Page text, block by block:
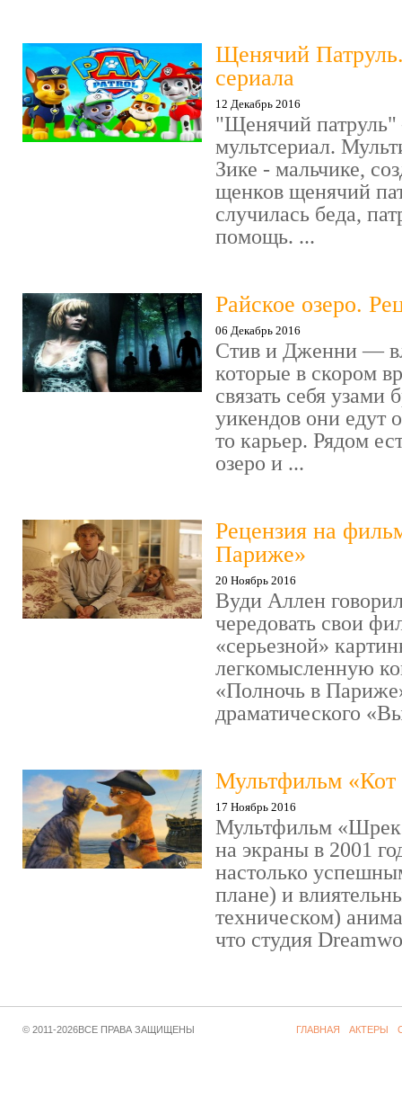
Щенячий
сериала
12 Декабрь 2016
"Щенячий патруль"
мультсериал.
Зике - мальчике,
щенков щенячий
случилась беда,
помощь. ...
Райское озеро.
06 Декабрь 2016
Стив и Дженни —
которые в скором
связать себя узами
уикендов они едут
то карьер. Рядом
озеро и ...
Рецензия на
Париже»
20 Ноябрь 2016
Вуди Аллен
чередовать свои
«серьезной»
легкомысленную
«Полночь в
драматического
Мультфильм «Кот
17 Ноябрь 2016
Мультфильм
на экраны в 2001
настолько
плане) и
техническом)
что студия
© 2011-2026ВСЕ ПРАВА ЗАЩИЩЕНЫ ГЛАВНАЯ АКТЕРЫ